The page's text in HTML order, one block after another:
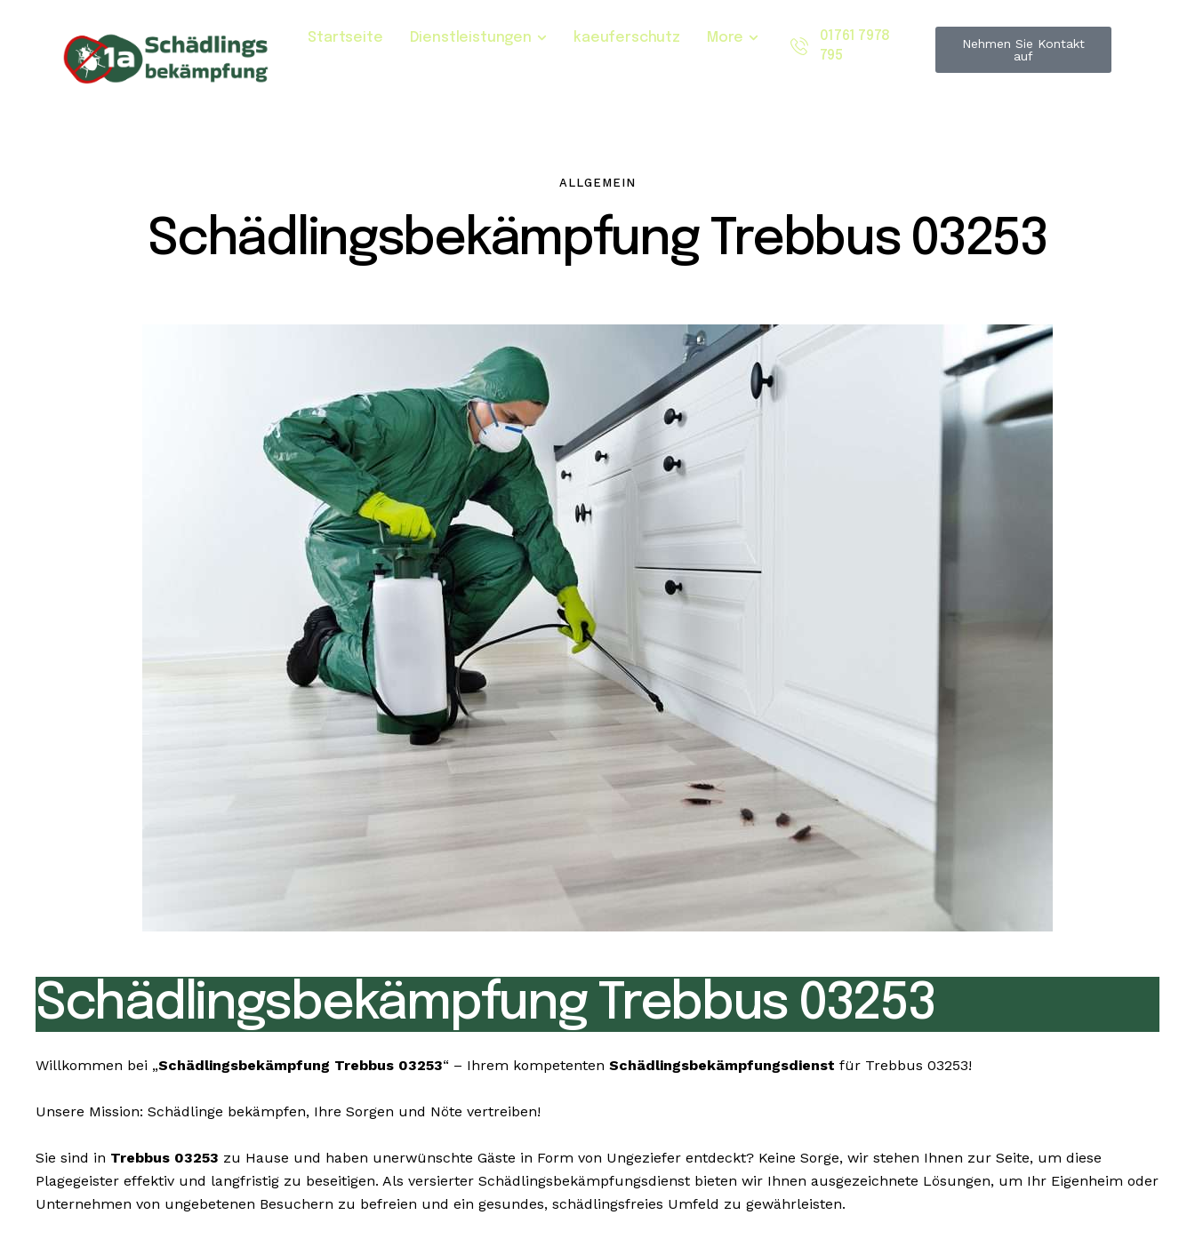
Startseite Dienstleistungen kaeuferschutz More
01761 7978
795
Nehmen Sie Kontakt
auf
ALLGEMEIN
Schädlingsbekämpfung Trebbus 03253
Schädlingsbekämpfung Trebbus 03253
Willkommen bei „Schädlingsbekämpfung Trebbus 03253“ – Ihrem kompetenten Schädlingsbekämpfungsdienst für Trebbus 03253!
Unsere Mission: Schädlinge bekämpfen, Ihre Sorgen und Nöte vertreiben!
Sie sind in Trebbus 03253 zu Hause und haben unerwünschte Gäste in Form von Ungeziefer entdeckt? Keine Sorge, wir stehen Ihnen zur Seite, um diese
Plagegeister effektiv und langfristig zu beseitigen. Als versierter Schädlingsbekämpfungsdienst bieten wir Ihnen ausgezeichnete Lösungen, um Ihr Eigenheim oder
Unternehmen von ungebetenen Besuchern zu befreien und ein gesundes, schädlingsfreies Umfeld zu gewährleisten.